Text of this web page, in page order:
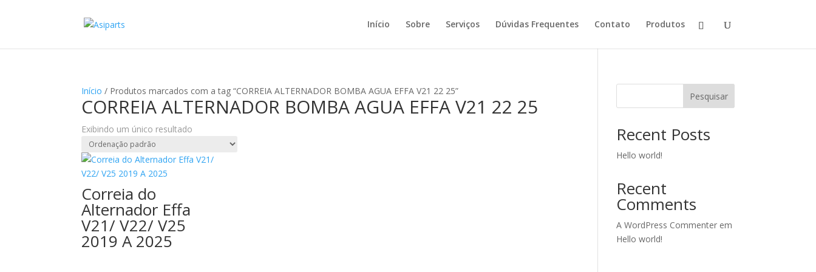
Início Sobre Serviços Dúvidas Frequentes Contato Produtos
Início / Produtos marcados com a tag “CORREIA ALTERNADOR BOMBA AGUA EFFA V21 22 25”
CORREIA ALTERNADOR BOMBA AGUA EFFA V21 22 25
Exibindo um único resultado
Correia do
Alternador Effa
V21/ V22/ V25
2019 A 2025
Pesquisar
Recent Posts
Hello world!
Recent
Comments
A WordPress Commenter em
Hello world!